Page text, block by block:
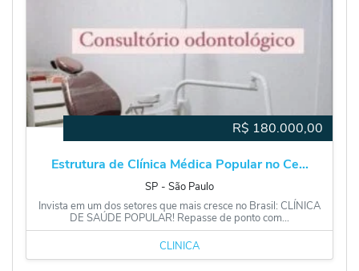
R$ 180.000,00
Estrutura de Clínica Médica Popular no Ce...
SP ‐ São Paulo
Invista em um dos setores que mais cresce no Brasil: CLÍNICA
DE SAÚDE POPULAR! Repasse de ponto com...
CLÍNICA